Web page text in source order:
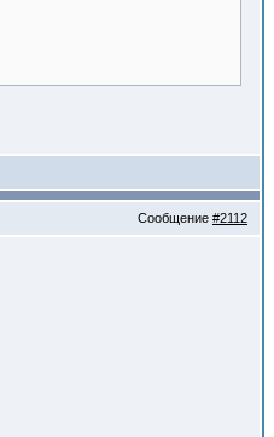
Сообщение #2112